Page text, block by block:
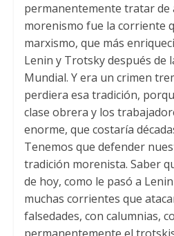
permanentemente tratar de
morenismo fue la corriente
marxismo, que más
Lenin y Trotsky después de
Mundial. Y era un crimen
perdiera esa tradición,
clase obrera y los
enorme, que costaría
Tenemos que defender
tradición morenista. Saber
de hoy, como le pasó a
muchas corrientes que
falsedades, con calumnias,